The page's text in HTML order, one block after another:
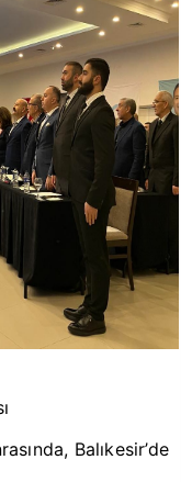
Balıkesir’de